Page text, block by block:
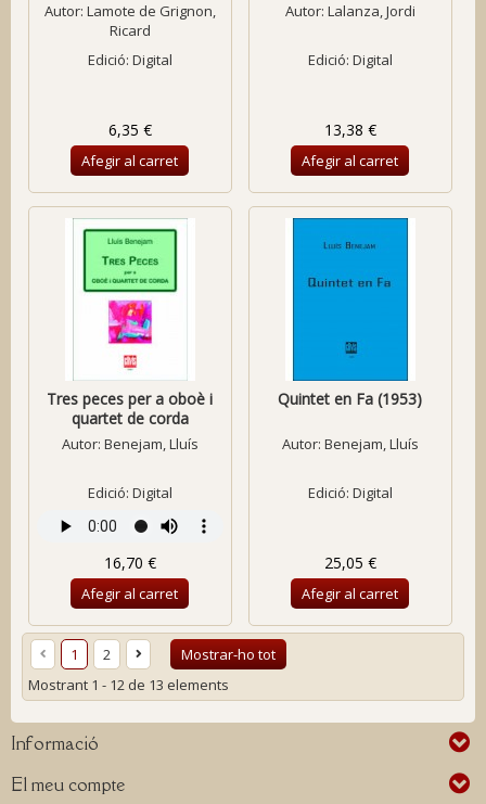
Autor: Lamote de Grignon,
Ricard
Edició: Digital
6,35 €
Afegir al carret
Autor: Lalanza, Jordi
Edició: Digital
13,38 €
Afegir al carret
Tres peces per a oboè i
quartet de corda
Autor: Benejam, Lluís
Edició: Digital
16,70 €
Afegir al carret
Quintet en Fa (1953)
Autor: Benejam, Lluís
Edició: Digital
25,05 €
Afegir al carret
Mostrar-ho tot
1
2
Mostrant 1 - 12 de 13 elements
Informació
El meu compte